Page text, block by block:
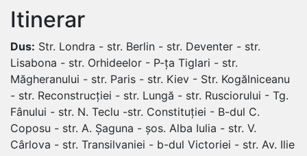
Itinerar
Dus: Str. Londra - str. Berlin - str. Deventer - str.
Lisabona - str. Orhideelor - P-ța Tiglari - str.
Măgheranului - str. Paris - str. Kiev - Str. Kogălniceanu
- str. Reconstrucției - str. Lungă - str. Rusciorului - Tg.
Fânului - str. N. Teclu -str. Constituției - B-dul C.
Coposu - str. A. Șaguna - șos. Alba Iulia - str. V.
Cârlova - str. Transilvaniei - b-dul Victoriei - str. Av. Ilie